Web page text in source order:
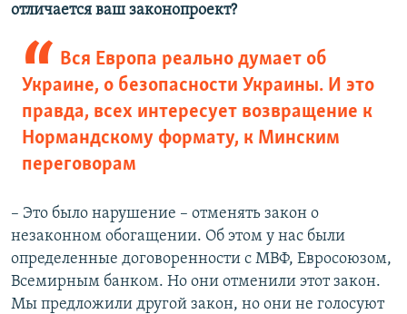
отличается ваш законопроект?
Вся Европа реально думает об
Украине, о безопасности Украины. И это
правда, всех интересует возвращение к
Нормандскому формату, к Минским
переговорам
– Это было нарушение – отменять закон о
незаконном обогащении. Об этом у нас были
определенные договоренности с МВФ, Евросоюзом,
Всемирным банком. Но они отменили этот закон.
Мы предложили другой закон, но они не голосуют